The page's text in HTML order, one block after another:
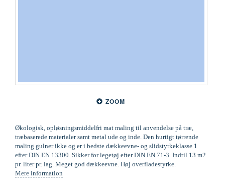
ZOOM
Økologisk, opløsningsmiddelfri mat maling til anvendelse på træ,
træbaserede materialer samt metal ude og inde. Den hurtigt tørrende
maling gulner ikke og er i bedste dækkeevne- og slidstyrkeklasse 1
efter DIN EN 13300. Sikker for legetøj efter DIN EN 71-3. Indtil 13 m2
pr. liter pr. lag. Meget god dækkeevne. Høj overfladestyrke.
Mere information